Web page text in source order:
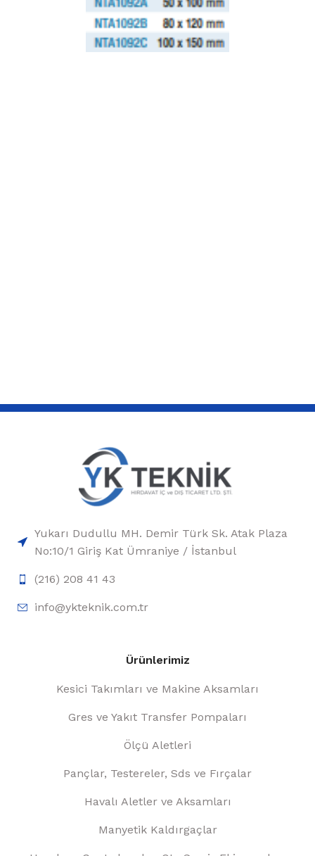
Yukarı Dudullu MH. Demir Türk Sk. Atak Plaza
No:10/1 Giriş Kat Ümraniye / İstanbul
(216) 208 41 43
info@ykteknik.com.tr
Ürünlerimiz
Kesici Takımları ve Makine Aksamları
Gres ve Yakıt Transfer Pompaları
Ölçü Aletleri
Pançlar, Testereler, Sds ve Fırçalar
Havalı Aletler ve Aksamları
Manyetik Kaldırgaçlar